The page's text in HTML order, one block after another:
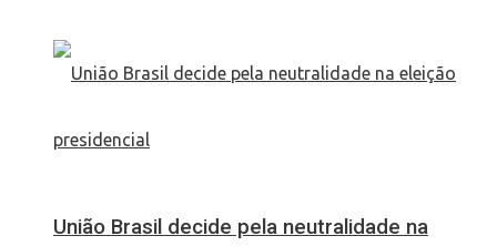
União Brasil decide pela neutralidade na